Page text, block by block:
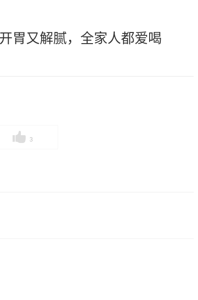
胃又解腻，全家人都爱喝
3